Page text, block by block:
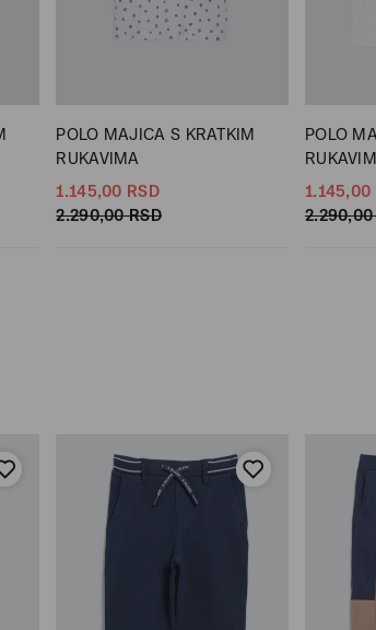
POLO MAJICA S KRATKIM
RUKAVIMA
1.145,00 RSD
2.290,00 RSD
POLO
1.145,00
2.290,00